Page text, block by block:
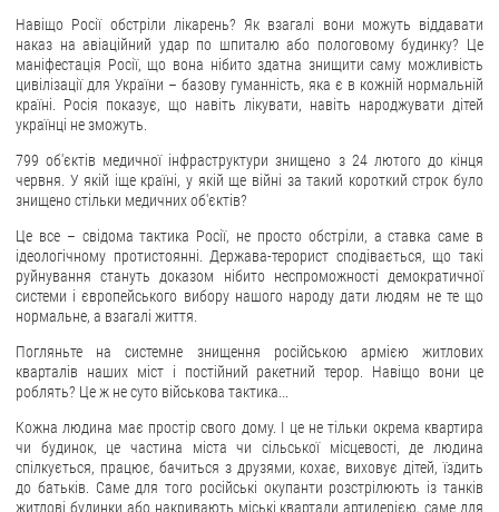
Навіщо Росії обстріли лікарень? Як взагалі вони можуть віддавати
наказ на авіаційний удар по шпиталю або пологовому будинку? Це
маніфестація Росії, що вона нібито здатна знищити саму можливість
цивілізації для України – базову гуманність, яка є в кожній нормальній
країні. Росія показує, що навіть лікувати, навіть народжувати дітей
українці не зможуть.
799 об'єктів медичної інфраструктури знищено з 24 лютого до кінця
червня. У якій іще країні, у якій ще війні за такий короткий строк було
знищено стільки медичних об'єктів?
Це все – свідома тактика Росії, не просто обстріли, а ставка саме в
ідеологічному протистоянні. Держава-терорист сподівається, що такі
руйнування стануть доказом нібито неспроможності демократичної
системи і європейського вибору нашого народу дати людям не те що
нормальне, а взагалі життя.
Погляньте на системне знищення російською армією житлових
кварталів наших міст і постійний ракетний терор. Навіщо вони це
роблять? Це ж не суто військова тактика...
Кожна людина має простір свого дому. І це не тільки окрема квартира
чи будинок, це частина міста чи сільської місцевості, де людина
спілкується, працює, бачиться з друзями, кохає, виховує дітей, їздить
до батьків. Саме для того російські окупанти розстрілюють із танків
житлові будинки або накривають міські квартали артилерією, саме для